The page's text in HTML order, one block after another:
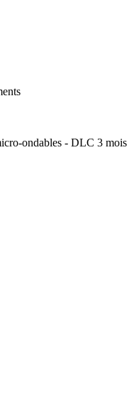
ondables - DLC 3 mois